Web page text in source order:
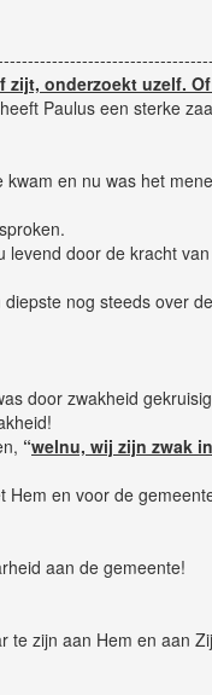
onderzoekt uzelf.
Paulus een sterke
en nu was het
levend door de kracht
nog steeds over
door zwakheid
“welnu, wij zijn zwak
en voor de
aan de gemeente!
te zijn aan Hem en aan